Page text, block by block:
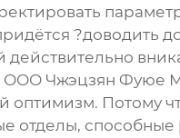
ООО Чжэцзян Фуюе
Потому
отделы,